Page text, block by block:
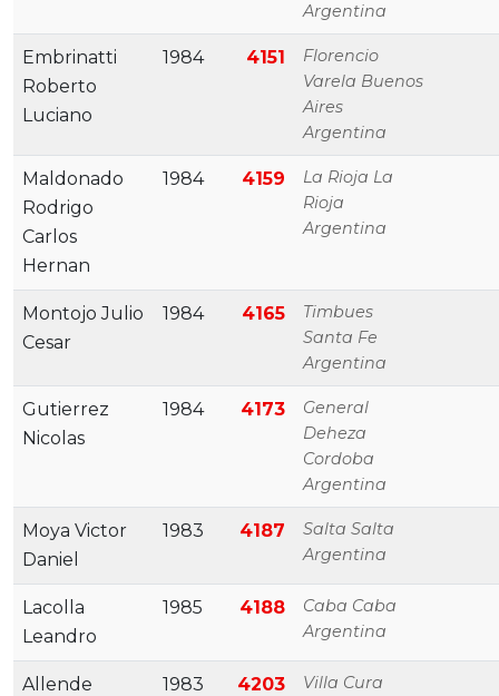
Argentina
Embrinatti
Roberto
Luciano
1984 4151
Florencio
Varela Buenos
Aires
Argentina
Maldonado
Rodrigo
Carlos
Hernan
1984 4159
La Rioja La
Rioja
Argentina
Montojo Julio
Cesar
1984 4165
Timbues
Santa Fe
Argentina
Gutierrez
Nicolas
1984 4173
General
Deheza
Cordoba
Argentina
Moya Victor
Daniel
1983 4187
Salta Salta
Argentina
Lacolla
Leandro
1985 4188
Caba Caba
Argentina
Allende
1983 4203
Villa Cura